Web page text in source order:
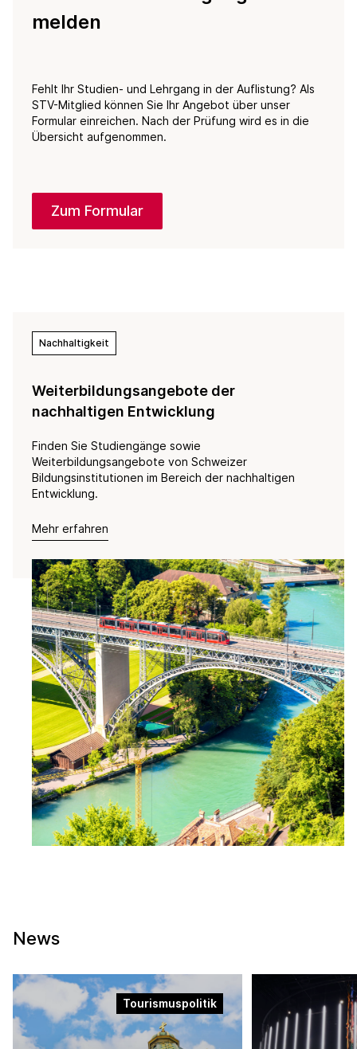
melden
Fehlt Ihr Studien- und Lehrgang in der Auflistung? Als
STV-Mitglied können Sie Ihr Angebot über unser
Formular einreichen. Nach der Prüfung wird es in die
Übersicht aufgenommen.
Zum Formular
Nachhaltigkeit
Weiterbildungsangebote der
nachhaltigen Entwicklung
Finden Sie Studiengänge sowie
Weiterbildungsangebote von Schweizer
Bildungsinstitutionen im Bereich der nachhaltigen
Entwicklung.
Mehr erfahren
News
Tourismuspolitik